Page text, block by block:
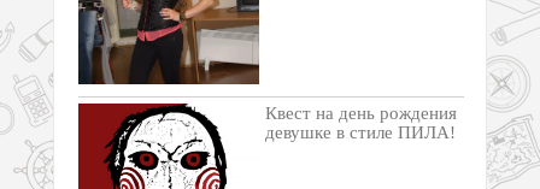
Квест на день рождения
девушке в стиле ПИЛА!